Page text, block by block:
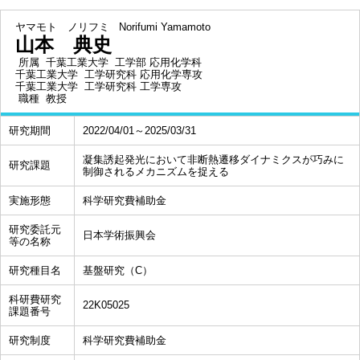
ヤマモト ノリフミ Norifumi Yamamoto
山本 典史
所属 千葉工業大学 工学部 応用化学科
千葉工業大学 工学研究科 応用化学専攻
千葉工業大学 工学研究科 工学専攻
職種 教授
研究期間 2022/04/01～2025/03/31
研究課題
凝集誘起発光において非断熱遷移ダイナミクスが巧みに
制御されるメカニズムを捉える
実施形態 科学研究費補助金
研究委託元
等の名称
日本学術振興会
研究種目名 基盤研究（C）
科研費研究
課題番号
22K05025
研究制度 科学研究費補助金